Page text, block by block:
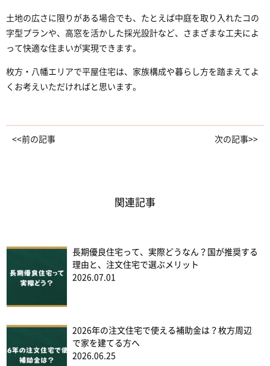
土地の広さに限りがある場合でも、たとえば中庭を取り入れたコの
字型プランや、高窓を活かした採光設計など、さまざまな工夫によ
って快適な住まいが実現できます。
枚方・八幡エリアで平屋住宅は、家族構成や暮らし方を踏まえてよ
くお考えいただければと思います。
<<前の記事 次の記事>>
関連記事
長期優良住宅って、実際どうなん？国が推奨する
理由と、注文住宅で選ぶメリット
2026.07.01
2026年の注文住宅で使える補助金は？枚方周辺
で家を建てる方へ
2026.06.25